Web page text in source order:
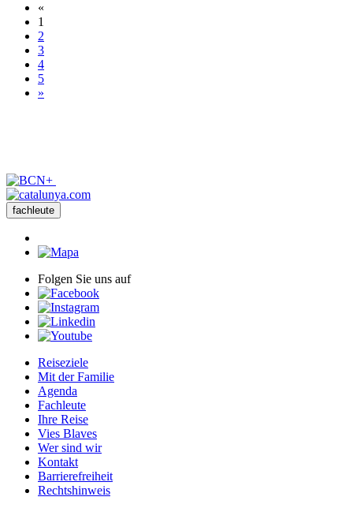
«
1
2
3
4
5
»
fachleute
Folgen Sie uns auf
Reiseziele
Mit der Familie
Agenda
Fachleute
Ihre Reise
Vies Blaves
Wer sind wir
Kontakt
Barrierefreiheit
Rechtshinweis